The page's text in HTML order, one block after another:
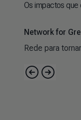
Os impactos
Network for
Rede para